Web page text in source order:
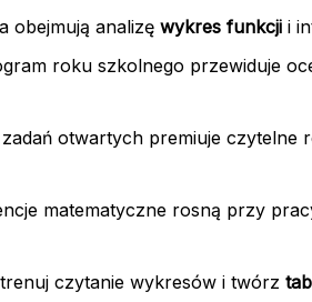
obejmują analizę wykres funkcji i
roku szkolnego przewiduje
zadań otwartych premiuje czytelne
matematyczne rosną przy
trenuj czytanie wykresów i twórz